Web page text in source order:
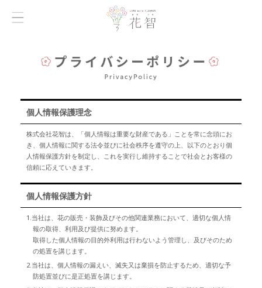
個人情報保護理念
株式会社花智は、「個人情報は重要な財産である」ことを常に念頭にお
き、個人情報に関する法令並びに社会秩序を遵守の上、以下のとおり個
人情報保護方針を制定し、これを実行し維持することで社会とお客様の
信頼に応えていきます。
個人情報保護方針
1.当社は、花の販売・装飾及びその他関連業務において、適切な個人情
報の取得、利用及び提供に努めます。
取得した個人情報の目的外利用は行わないよう管理し、及びそのため
の処置を講じます。
2.当社は、個人情報の漏えい、滅失又は棄損を防止するため、適切な予
防処置並びに是正処置を講じます。